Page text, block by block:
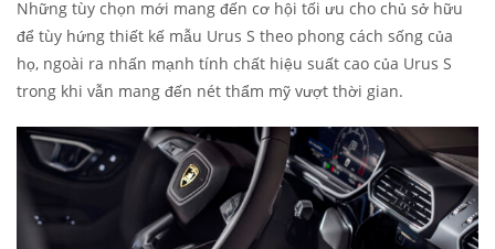
Những tùy chọn mới mang đến cơ hội tối ưu cho chủ sở hữu
để tùy hứng thiết kế mẫu Urus S theo phong cách sống của
họ, ngoài ra nhấn mạnh tính chất hiệu suất cao của Urus S
trong khi vẫn mang đến nét thẩm mỹ vượt thời gian.